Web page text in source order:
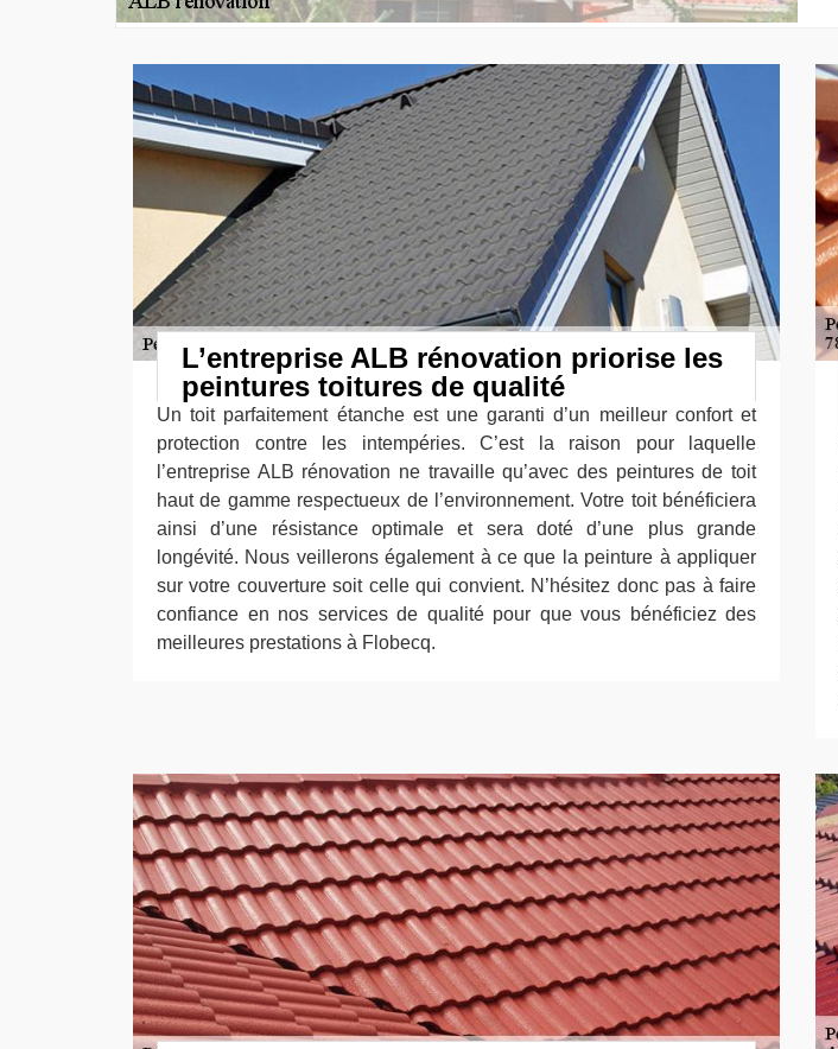
L’entreprise ALB rénovation priorise les
peintures toitures de qualité
Un toit parfaitement étanche est une garanti d’un meilleur confort et
protection contre les intempéries. C’est la raison pour laquelle
l’entreprise ALB rénovation ne travaille qu’avec des peintures de toit
haut de gamme respectueux de l’environnement. Votre toit bénéficiera
ainsi d’une résistance optimale et sera doté d’une plus grande
longévité. Nous veillerons également à ce que la peinture à appliquer
sur votre couverture soit celle qui convient. N’hésitez donc pas à faire
confiance en nos services de qualité pour que vous bénéficiez des
meilleures prestations à Flobecq.